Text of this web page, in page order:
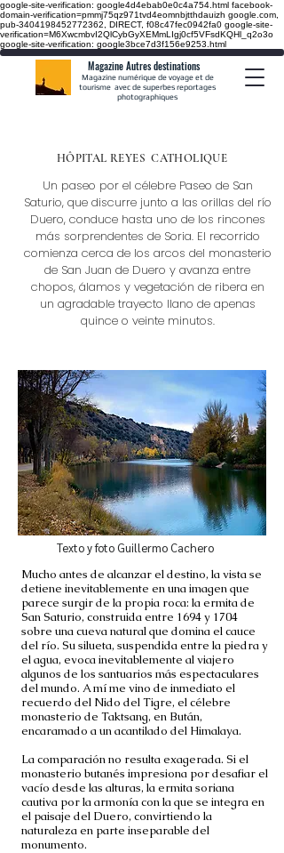
google-site-verification: google4d4ebab0e0c4a754.html facebook-
domain-verification=pmmj75qz971tvd4eomnbjtthdauizh google.com,
pub-3404198452772362, DIRECT, f08c47fec0942fa0 google-site-
verification=M6XwcmbvI2QlCybGyXEMmLIgj0cf5VFsdKQHl_q2o3o
google-site-verification: google3bce7d3f156e9253.html
Magazine Autres destinations
Magazine numérique de voyage et de
tourisme avec de superbes reportages
photographiques
HÔPITAL REYES CATHOLIQUE
Un paseo por el célebre Paseo de San
Saturio, que discurre junto a las orillas del río
Duero, conduce hasta uno de los rincones
más sorprendentes de Soria. El recorrido
comienza cerca de los arcos del monasterio
de San Juan de Duero y avanza entre
chopos, álamos y vegetación de ribera en
un agradable trayecto llano de apenas
quince o veinte minutos.
Texto y foto Guillermo Cachero
Mucho antes de alcanzar el destino, la vista se
detiene inevitablemente en una imagen que
parece surgir de la propia roca: la ermita de
San Saturio, construida entre 1694 y 1704
sobre una cueva natural que domina el cauce
del río. Su silueta, suspendida entre la piedra y
el agua, evoca inevitablemente al viajero
algunos de los santuarios más espectaculares
del mundo. A mí me vino de inmediato el
recuerdo del Nido del Tigre, el célebre
monasterio de Taktsang, en Bután,
encaramado a un acantilado del Himalaya.
La comparación no resulta exagerada. Si el
monasterio butanés impresiona por desafiar el
vacío desde las alturas, la ermita soriana
cautiva por la armonía con la que se integra en
el paisaje del Duero, convirtiendo la
naturaleza en parte inseparable del
monumento.